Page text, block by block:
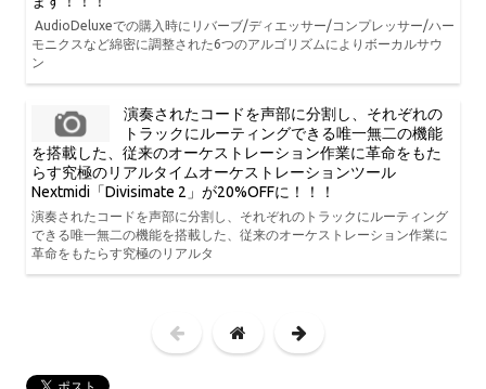
AudioDeluxeでの購入時にリバーブ/ディエッサー/コンプレッサー/ハー
モニクスなど綿密に調整された6つのアルゴリズムによりボーカルサウ
ン
演奏されたコードを声部に分割し、それぞれの
トラックにルーティングできる唯一無二の機能
を搭載した、従来のオーケストレーション作業に革命をもた
らす究極のリアルタイムオーケストレーションツール
Nextmidi「Divisimate 2」が20%OFFに！！！
演奏されたコードを声部に分割し、それぞれのトラックにルーティング
できる唯一無二の機能を搭載した、従来のオーケストレーション作業に
革命をもたらす究極のリアルタ